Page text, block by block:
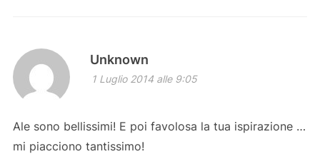
Unknown
1 Luglio 2014 alle 9:05
Ale sono bellissimi! E poi favolosa la tua ispirazione …
mi piacciono tantissimo!